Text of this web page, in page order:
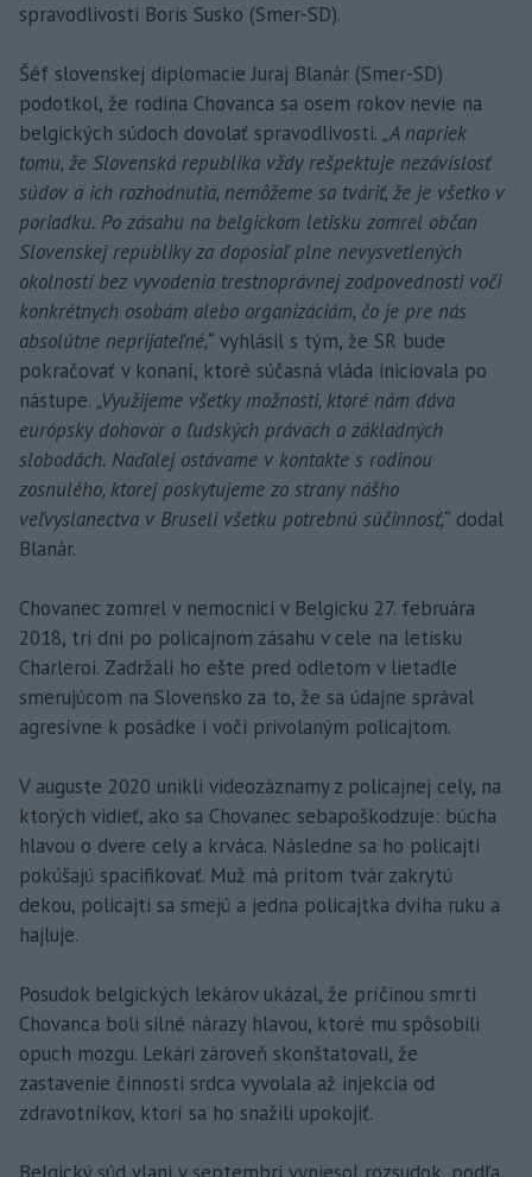
spravodlivosti Boris Susko (Smer-SD).
Šéf slovenskej diplomacie Juraj Blanár (Smer-SD)
podotkol, že rodina Chovanca sa osem rokov nevie na
belgických súdoch dovolať spravodlivosti. „A napriek
tomu, že Slovenská republika vždy rešpektuje nezávislosť
súdov a ich rozhodnutia, nemôžeme sa tváriť, že je všetko v
poriadku. Po zásahu na belgickom letisku zomrel občan
Slovenskej republiky za doposiaľ plne nevysvetlených
okolností bez vyvodenia trestnoprávnej zodpovednosti voči
konkrétnych osobám alebo organizáciám, čo je pre nás
absolútne neprijateľné,“ vyhlásil s tým, že SR bude
pokračovať v konaní, ktoré súčasná vláda iniciovala po
nástupe. „Využijeme všetky možnosti, ktoré nám dáva
európsky dohovor o ľudských právach a základných
slobodách. Naďalej ostávame v kontakte s rodinou
zosnulého, ktorej poskytujeme zo strany nášho
veľvyslanectva v Bruseli všetku potrebnú súčinnosť,“ dodal
Blanár.
Chovanec zomrel v nemocnici v Belgicku 27. februára
2018, tri dni po policajnom zásahu v cele na letisku
Charleroi. Zadržali ho ešte pred odletom v lietadle
smerujúcom na Slovensko za to, že sa údajne správal
agresívne k posádke i voči privolaným policajtom.
V auguste 2020 unikli videozáznamy z policajnej cely, na
ktorých vidieť, ako sa Chovanec sebapoškodzuje: búcha
hlavou o dvere cely a krváca. Následne sa ho policajti
pokúšajú spacifikovať. Muž má pritom tvár zakrytú
dekou, policajti sa smejú a jedna policajtka dvíha ruku a
hajluje.
Posudok belgických lekárov ukázal, že príčinou smrti
Chovanca boli silné nárazy hlavou, ktoré mu spôsobili
opuch mozgu. Lekári zároveň skonštatovali, že
zastavenie činnosti srdca vyvolala až injekcia od
zdravotníkov, ktorí sa ho snažili upokojiť.